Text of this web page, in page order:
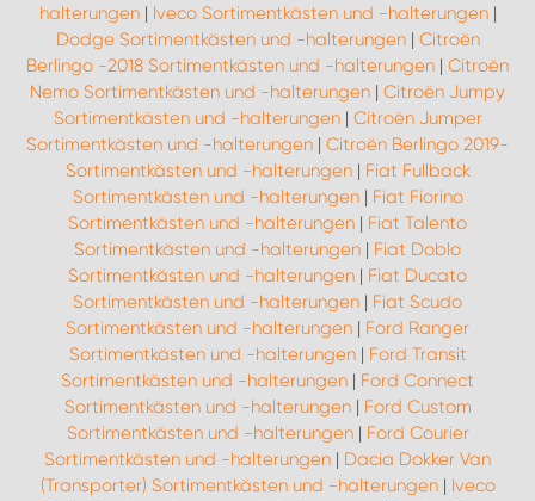
halterungen| Iveco Sortimentkästen und -halterungen|
Dodge Sortimentkästen und -halterungen| Citroën
Berlingo -2018 Sortimentkästen und -halterungen | Citroën
Nemo Sortimentkästen und -halterungen | Citroën Jumpy
Sortimentkästen und -halterungen| Citroën Jumper
Sortimentkästen und -halterungen | Citroën Berlingo 2019-
Sortimentkästen und -halterungen| Fiat Fullback
Sortimentkästen und -halterungen| Fiat Fiorino
Sortimentkästen und -halterungen | Fiat Talento
Sortimentkästen und -halterungen | Fiat Doblo
Sortimentkästen und -halterungen | Fiat Ducato
Sortimentkästen und -halterungen | Fiat Scudo
Sortimentkästen und -halterungen | Ford Ranger
Sortimentkästen und -halterungen| Ford Transit
Sortimentkästen und -halterungen | Ford Connect
Sortimentkästen und -halterungen| Ford Custom
Sortimentkästen und -halterungen| Ford Courier
Sortimentkästen und -halterungen | Dacia Dokker Van
(Transporter) Sortimentkästen und -halterungen| Iveco